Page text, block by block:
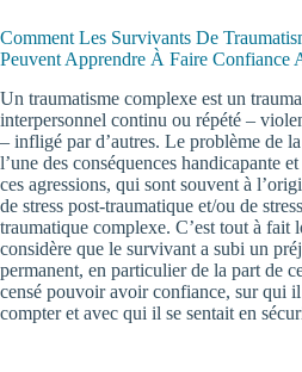
Comment Les Survivants De
Peuvent Apprendre À Faire Confiance
Un traumatisme complexe est un
interpersonnel continu ou répété –
– infligé par d’autres. Le problème de
l’une des conséquences handicapante
ces agressions, qui sont souvent à
de stress post-traumatique et/ou de
traumatique complexe. C’est tout à fait
considère que le survivant a subi un
permanent, en particulier de la part de
censé pouvoir avoir confiance, sur qui
compter et avec qui il se sentait en